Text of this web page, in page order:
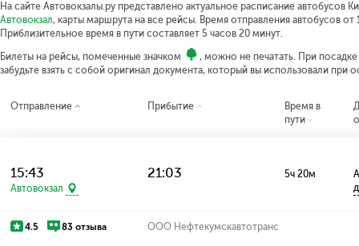
На сайте Автовокзалы.ру представлено актуальное расписание автобусов
Автовокзал, карты маршрута на все рейсы. Время отправления автобусов от
Приблизительное время в пути составляет 5 часов 20 минут.
Билеты на рейсы, помеченные значком
, можно не печатать. При
забудьте взять с собой оригинал документа, который вы использовали при
Отправление Прибытие
Время в
пути
15:43
Автовокзал
21:03 5ч 20м
4.5 83 отзыва ООО Нефтекумскавтотранс